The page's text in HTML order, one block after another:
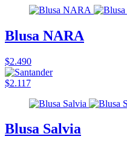
Blusa NARA
$2.490
$2.117
Blusa Salvia